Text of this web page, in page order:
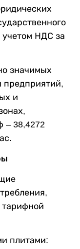
учетом НДС за
значимых
предприятий,
и
– 38,4272
тарифной
плитами: